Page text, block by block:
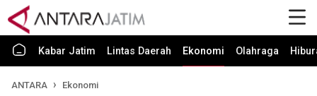
Kabar Jatim Lintas Daerah Ekonomi Olahraga
ANTARA Ekonomi